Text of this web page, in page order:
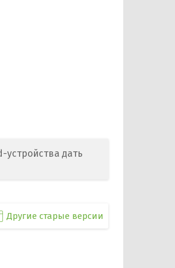
дать
Другие старые версии